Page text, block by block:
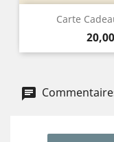
Carte
Prix